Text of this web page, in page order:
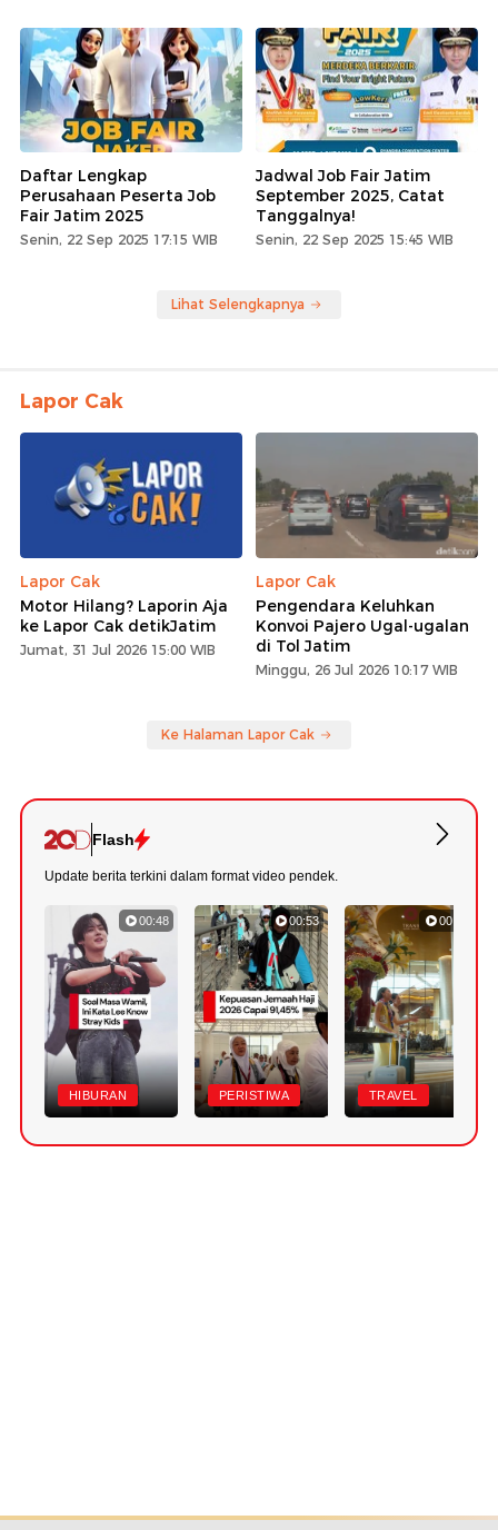
Daftar Lengkap
Perusahaan Peserta Job
Fair Jatim 2025
Senin, 22 Sep 2025 17:15 WIB
Jadwal Job Fair Jatim
September 2025, Catat
Tanggalnya!
Senin, 22 Sep 2025 15:45 WIB
Lihat Selengkapnya
Lapor Cak
Lapor Cak
Motor Hilang? Laporin Aja
ke Lapor Cak detikJatim
Jumat, 31 Jul 2026 15:00 WIB
Lapor Cak
Pengendara Keluhkan
Konvoi Pajero Ugal-ugalan
di Tol Jatim
Minggu, 26 Jul 2026 10:17 WIB
Ke Halaman Lapor Cak
Flash
Update berita terkini dalam format video pendek.
00:48
HIBURAN
00:53
PERISTIWA
00:30
TRAVEL